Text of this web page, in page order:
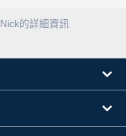
Nick的詳細資訊